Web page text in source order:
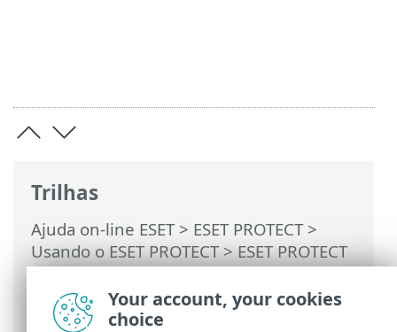
Trilhas
Ajuda on-line ESET> ESET PROTECT>
Usando o ESET PROTECT>ESET PROTECT
Menu principal>Mais>Modelos de
grupo dinâmico > Novo modelo de grupo
dinâmico
Your account, your cookies
choice